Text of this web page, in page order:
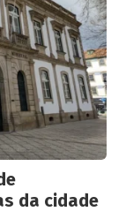
da cidade